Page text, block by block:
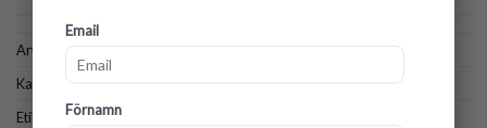
Email
Förnamn
Artikelnr:6009
Kategori:Tillbehör
Etiketter:clips,clips i trä